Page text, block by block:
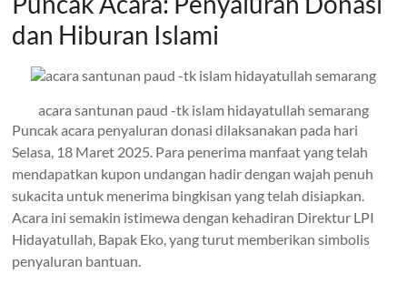
dan Hiburan Islami
acara santunan paud -tk islam hidayatullah semarang
Puncak acara penyaluran donasi dilaksanakan pada hari
Selasa, 18 Maret 2025. Para penerima manfaat yang telah
mendapatkan kupon undangan hadir dengan wajah penuh
sukacita untuk menerima bingkisan yang telah disiapkan.
Acara ini semakin istimewa dengan kehadiran Direktur LPI
Hidayatullah, Bapak Eko, yang turut memberikan simbolis
penyaluran bantuan.